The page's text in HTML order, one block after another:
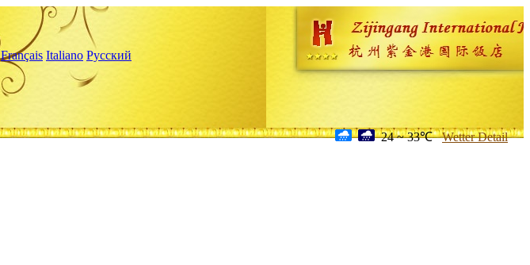
Français Italiano Русский
24 ~ 33℃ Wetter Detail